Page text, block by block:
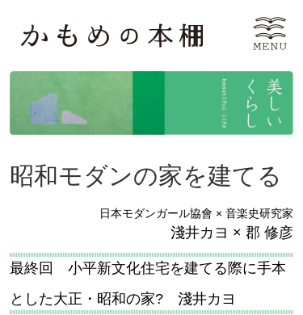
昭和モダンの家を建てる
日本モダンガール協會 × 音楽史研究家
淺井カヨ × 郡 修彦
最終回 小平新文化住宅を建てる際に手本
とした大正・昭和の家? 淺井カヨ